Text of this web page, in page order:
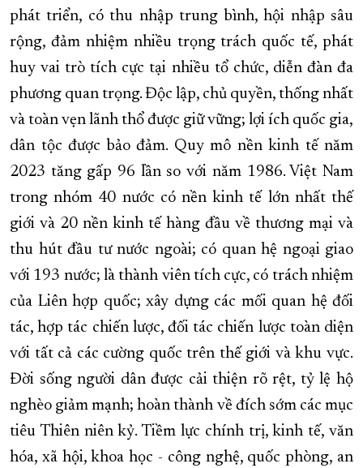
phát triển, có thu nhập trung bình, hội nhập sâu
rộng, đảm nhiệm nhiều trọng trách quốc tế, phát
huy vai trò tích cực tại nhiều tổ chức, diễn đàn đa
phương quan trọng. Độc lập, chủ quyền, thống nhất
và toàn vẹn lãnh thổ được giữ vững; lợi ích quốc gia,
dân tộc được bảo đảm. Quy mô nền kinh tế năm
2023 tăng gấp 96 lần so với năm 1986. Việt Nam
trong nhóm 40 nước có nền kinh tế lớn nhất thế
giới và 20 nền kinh tế hàng đầu về thương mại và
thu hút đầu tư nước ngoài; có quan hệ ngoại giao
với 193 nước; là thành viên tích cực, có trách nhiệm
của Liên hợp quốc; xây dựng các mối quan hệ đối
tác, hợp tác chiến lược, đối tác chiến lược toàn diện
với tất cả các cường quốc trên thế giới và khu vực.
Đời sống người dân được cải thiện rõ rệt, tỷ lệ hộ
nghèo giảm mạnh; hoàn thành về đích sớm các mục
tiêu Thiên niên kỷ. Tiềm lực chính trị, kinh tế, văn
hóa, xã hội, khoa học - công nghệ, quốc phòng, an